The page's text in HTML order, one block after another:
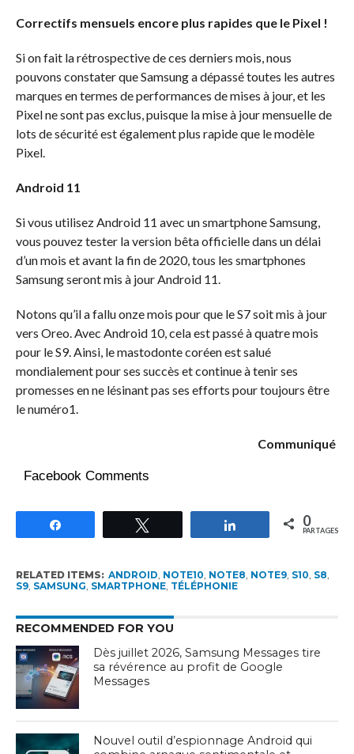
Correctifs mensuels encore plus rapides que le Pixel !
Si on fait la rétrospective de ces derniers mois, nous
pouvons constater que Samsung a dépassé toutes les autres
marques en termes de performances de mises à jour, et les
Pixel ne sont pas exclus, puisque la mise à jour mensuelle de
lots de sécurité est également plus rapide que le modèle
Pixel.
Android 11
Si vous utilisez Android 11 avec un smartphone Samsung,
vous pouvez tester la version bêta officielle dans un délai
d’un mois et avant la fin de 2020, tous les smartphones
Samsung seront mis à jour Android 11.
Notons qu’il a fallu onze mois pour que le S7 soit mis à jour
vers Oreo. Avec Android 10, cela est passé à quatre mois
pour le S9. Ainsi, le mastodonte coréen est salué
mondialement pour ses succès et continue à tenir ses
promesses en ne lésinant pas ses efforts pour toujours être
le numéro1.
Communiqué
Facebook Comments
Partagez 0
PARTAGES
RELATED ITEMS: ANDROID, NOTE10, NOTE8, NOTE9, S10, S8,
S9, SAMSUNG, SMARTPHONE, TÉLÉPHONIE
RECOMMENDED FOR YOU
Dès juillet 2026, Samsung Messages tire
sa révérence au profit de Google
Messages
Nouvel outil d’espionnage Android qui